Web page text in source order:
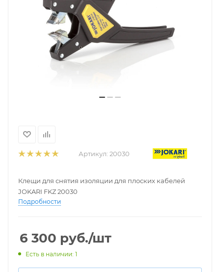
Артикул: 20030
Клещи для снятия изоляции для плоских кабелей
JOKARI FKZ 20030
Подробности
6 300 руб./шт
Есть в наличии: 1